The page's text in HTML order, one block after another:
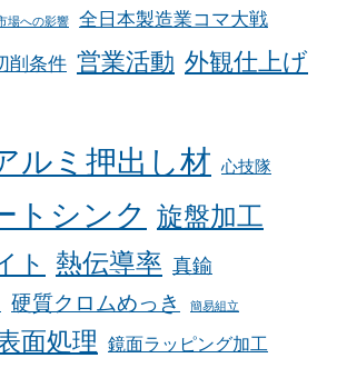
場への影響 全日本製造業コマ大戦
削条件 営業活動 外観仕上げ
ルミ押出し材 心技隊
トシンク 旋盤加工
ト 熱伝導率 真鍮
硬質クロムめっき 簡易組立
面処理 鏡面ラッピング加工